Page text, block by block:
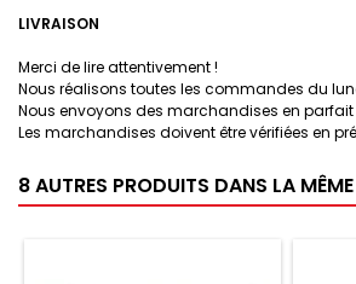
LIVRAISON
Merci de lire attentivement !
Nous réalisons toutes les commandes du
Nous envoyons des marchandises en
Les marchandises doivent être vérifiées en
8 AUTRES PRODUITS DANS LA